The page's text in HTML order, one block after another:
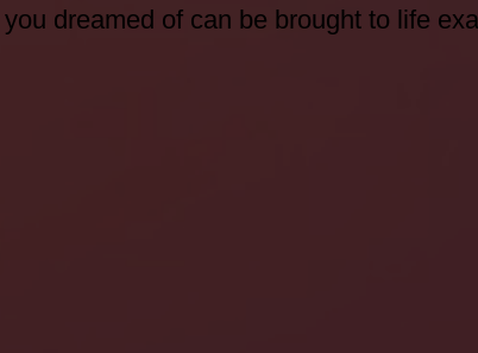
dreamed of can be brought to life